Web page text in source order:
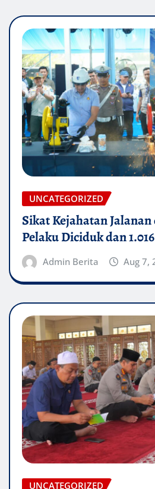
UNCATEGORIZED
Sikat Kejahatan Jalanan
Pelaku Diciduk dan
Admin Berita Aug 7,
UNCATEGORIZED